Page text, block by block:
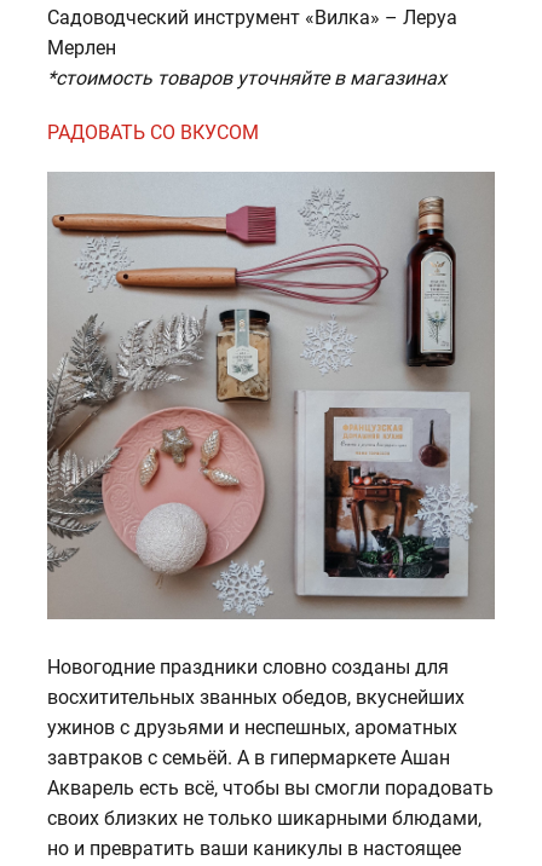
Садоводческий инструмент «Вилка» – Леруа
Мерлен
*стоимость товаров уточняйте в магазинах
РАДОВАТЬ СО ВКУСОМ
Новогодние праздники словно созданы для
восхитительных званных обедов, вкуснейших
ужинов с друзьями и неспешных, ароматных
завтраков с семьёй. А в гипермаркете Ашан
Акварель есть всё, чтобы вы смогли порадовать
своих близких не только шикарными блюдами,
но и превратить ваши каникулы в настоящее